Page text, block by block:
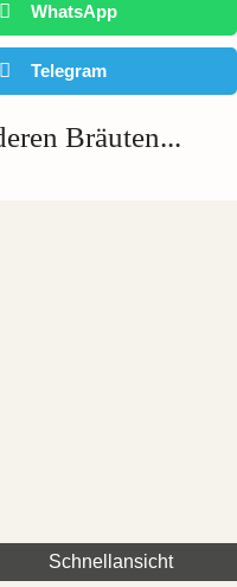
WhatsApp
Telegram
Bräuten...
Schnellansicht